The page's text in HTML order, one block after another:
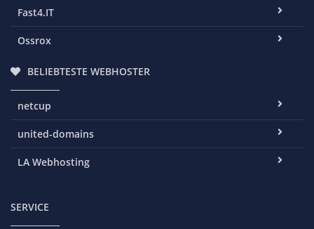
Fast4.IT
Ossrox
BELIEBTESTE WEBHOSTER
netcup
united-domains
LA Webhosting
SERVICE